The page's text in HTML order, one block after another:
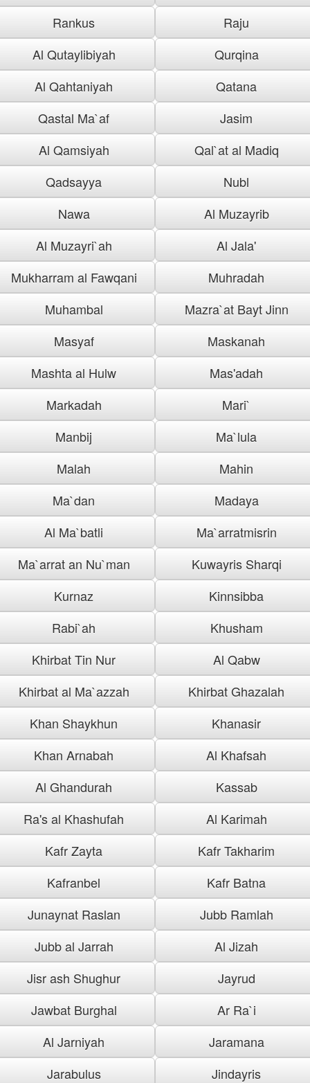
Rankus
Raju
Al Qutaylibiyah
Qurqina
Al Qahtaniyah
Qatana
Qastal Ma`af
Jasim
Al Qamsiyah
Qal`at al Madiq
Qadsayya
Nubl
Nawa
Al Muzayrib
Al Muzayri`ah
Al Jala'
Mukharram al Fawqani
Muhradah
Muhambal
Mazra`at Bayt Jinn
Masyaf
Maskanah
Mashta al Hulw
Mas'adah
Markadah
Mari`
Manbij
Ma`lula
Malah
Mahin
Ma`dan
Madaya
Al Ma`batli
Ma`arratmisrin
Ma`arrat an Nu`man
Kuwayris Sharqi
Kurnaz
Kinnsibba
Rabi`ah
Khusham
Khirbat Tin Nur
Al Qabw
Khirbat al Ma`azzah
Khirbat Ghazalah
Khan Shaykhun
Khanasir
Khan Arnabah
Al Khafsah
Al Ghandurah
Kassab
Ra's al Khashufah
Al Karimah
Kafr Zayta
Kafr Takharim
Kafranbel
Kafr Batna
Junaynat Raslan
Jubb Ramlah
Jubb al Jarrah
Al Jizah
Jisr ash Shughur
Jayrud
Jawbat Burghal
Ar Ra`i
Al Jarniyah
Jaramana
Jarabulus
Jindayris